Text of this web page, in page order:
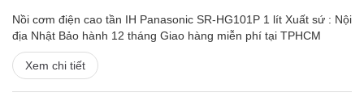
Nồi cơm điện cao tần IH Panasonic SR-HG101P 1 lít Xuất sứ : Nội
địa Nhật Bảo hành 12 tháng Giao hàng miễn phí tại TPHCM
Xem chi tiết